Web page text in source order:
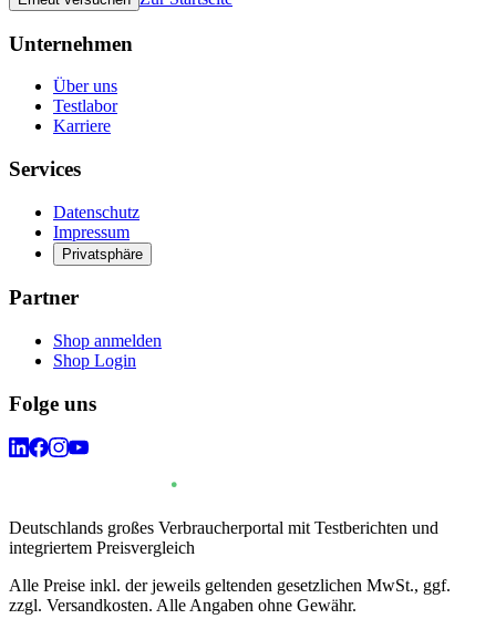
Unternehmen
Über uns
Testlabor
Karriere
Services
Datenschutz
Impressum
Privatsphäre
Partner
Shop anmelden
Shop Login
Folge uns
Deutschlands großes Verbraucherportal mit Testberichten und
integriertem Preisvergleich
Alle Preise inkl. der jeweils geltenden gesetzlichen MwSt., ggf.
zzgl. Versandkosten. Alle Angaben ohne Gewähr.